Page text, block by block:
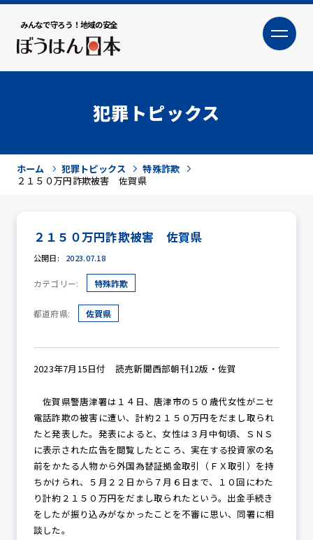
みんなで守ろう！地域の安全
大
防犯活動ニュース
防犯パトロール
防犯セミナー
防犯対策情報
犯罪トピックス
ホーム 犯罪トピックス
特殊詐欺
２１５０万円詐欺被害 佐賀県
２１５０万円詐欺被害 佐賀県
公開日: 2023.07.18
カテゴリー: 特殊詐欺
都道府県: 佐賀県
2023年7月15日付 読売新聞西部朝刊12版・佐賀
佐賀県警唐津署は１４日、唐津市の５０歳代女性がニセ
電話詐欺の被害に遭い、計約２１５０万円をだまし取られ
たと発表した。発表によると、女性は３月中旬頃、ＳＮＳ
に表示された広告を閲覧したところ、実在する投資家の名
前をかたる人物から外国為替証拠金取引（ＦＸ取引）を持
ちかけられ、５月２２日から７月６日まで、１０回にわた
り計約２１５０万円をだまし取られたという。出金手続き
をしたが振り込みがなかったことを不審に思い、同署に相
談した。